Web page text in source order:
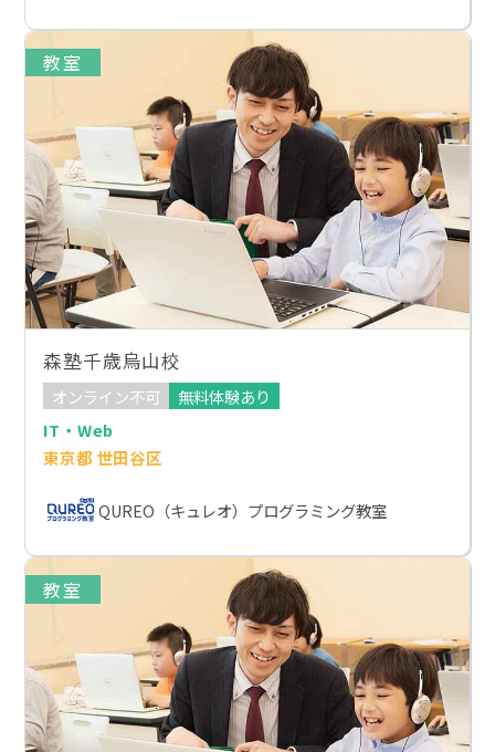
教室
森塾千歳烏山校
オンライン不可
無料体験あり
IT・Web
東京都 世田谷区
QUREO（キュレオ）プログラミング教室
教室